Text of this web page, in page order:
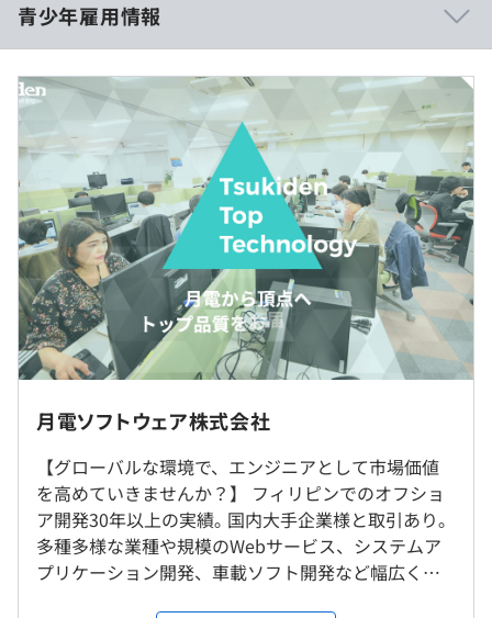
厚くフォローするという取り組みをおこない、高い定着率
を維持しています。
・新人には先輩社員が付いて1からサポートしていくの
で、システム開発知識のない文系の人でも安心の体制を築
いています。
・配属された部でそのまま仕事を続けるのではなく、興味
のある分野があればチャレンジできます。
・事業部内での交流や、技術主体の研修による底上げ、資
格取得支援も積極的に取り組んでいます。
朝と夕方にミーティングをおこない、進捗管理や相談がで
きるような時間を設けています。
【開発環境】
定期的に上司との1on1を実施。年に2回の考課面談では実
績評価やキャリア形成などについても話す機会を設けてお
本インターンは、オンラインでの実施となります
受動喫煙防止措置に関する事項
屋内全面禁煙、禁煙タイムあり
8：30〜17：30
休憩時間：12:00〜13:00（60分）
平均残業時間：11.0時間（2023年度実績）
実施日のみ
交通費支給ありません（Web開催のため）
インターンのためなし
雇用形態よりなし
青少年雇用情報
過去３年間の新卒採用者数・離職者数
前年度 採用者数5人 離職者数3人
2年度前 採用者数3人 離職者数0人
3年度前 採用者数5人 離職者数3人
過去３年間の新卒採用者数の男女別人数
前年度 男性4人 女性1人
2年度前 男性1人 女性2人
3年度前 男性4人 女性1人
平均勤続年数
11.0年
研修の有無及び内容
新入社員に対して入社後約2カ月間の研修（マナー研修含
む）、約4カ月のOJT
既存社員へのスキルアップ研修（マネジメント研修、専門
研修等）
月電ソフトウェア株式会社
【グローバルな環境で、エンジニアとして市場価値
を高めていきませんか？】 フィリピンでのオフショ
ア開発30年以上の実績｡ 国内大手企業様と取引あり｡
多種多様な業種や規模のWebサービス、システムア
プリケーション開発、車載ソフト開発など幅広く活